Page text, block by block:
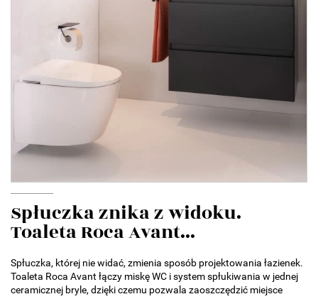
Spłuczka znika z widoku.
Toaleta Roca Avant...
Spłuczka, której nie widać, zmienia sposób projektowania łazienek.
Toaleta Roca Avant łączy miskę WC i system spłukiwania w jednej
ceramicznej bryle, dzięki czemu pozwala zaoszczędzić miejsce